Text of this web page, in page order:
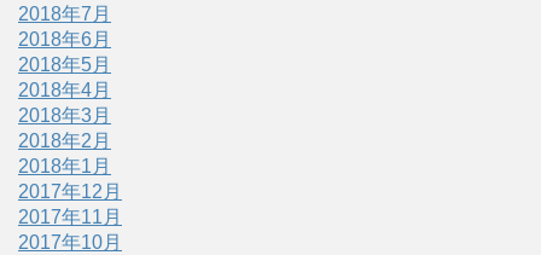
2018年7月
2018年6月
2018年5月
2018年4月
2018年3月
2018年2月
2018年1月
2017年12月
2017年11月
2017年10月